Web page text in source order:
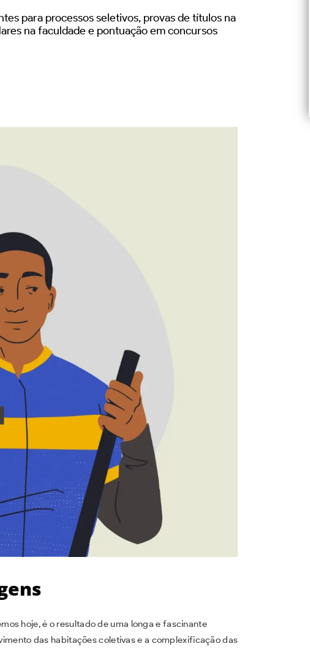
para processos seletivos, provas de títulos na
na faculdade e pontuação em concursos
hoje, é o resultado de uma longa e fascinante
das habitações coletivas e a complexificação das